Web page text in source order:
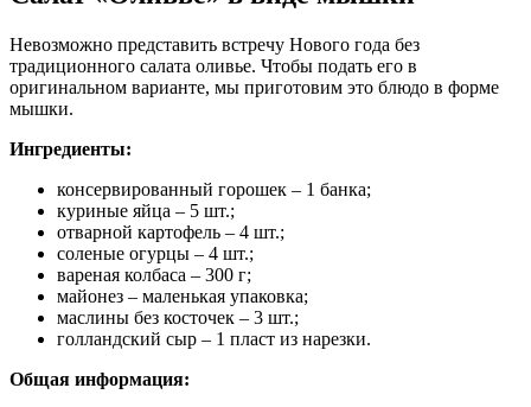
Невозможно представить встречу Нового года без
традиционного салата оливье. Чтобы подать его в
оригинальном варианте, мы приготовим это блюдо в форме
мышки.
Ингредиенты:
консервированный горошек – 1 банка;
куриные яйца – 5 шт.;
отварной картофель – 4 шт.;
соленые огурцы – 4 шт.;
вареная колбаса – 300 г;
майонез – маленькая упаковка;
маслины без косточек – 3 шт.;
голландский сыр – 1 пласт из нарезки.
Общая информация: